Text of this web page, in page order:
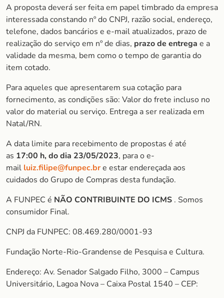
A proposta deverá ser feita em papel timbrado da empresa
interessada constando nº do CNPJ, razão social, endereço,
telefone, dados bancários e e-mail atualizados, prazo de
realização do serviço em nº de dias, prazo de entrega e a
validade da mesma, bem como o tempo de garantia do
item cotado.
Para aqueles que apresentarem sua cotação para
fornecimento, as condições são: Valor do frete incluso no
valor do material ou serviço. Entrega a ser realizada em
Natal/RN.
A data limite para recebimento de propostas é até
as 17:00 h, do dia 23/05/2023, para o e-
mail luiz.filipe@funpec.bre estar endereçada aos
cuidados do Grupo de Compras desta fundação.
A FUNPEC é NÃO CONTRIBUINTE DO ICMS . Somos
consumidor Final.
CNPJ da FUNPEC: 08.469.280/0001-93
Fundação Norte-Rio-Grandense de Pesquisa e Cultura.
Endereço: Av. Senador Salgado Filho, 3000 – Campus
Universitário, Lagoa Nova – Caixa Postal 1540 – CEP: